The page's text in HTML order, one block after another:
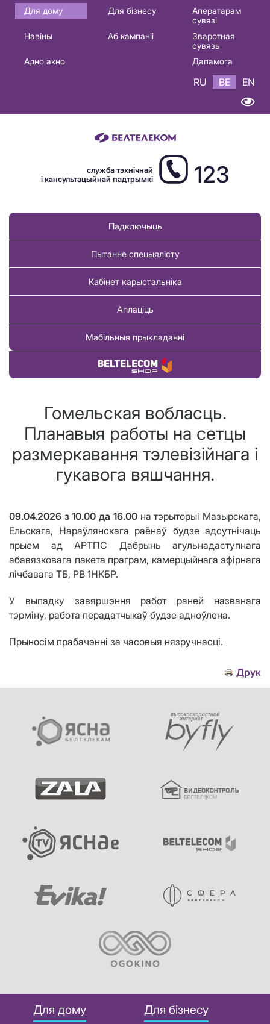
Основная
навигация
Для дому Для бізнесу
Аператарам
сувязі
Навіны
Аб кампаніі
Зваротная
сувязь
Адно акно
Дапамога
RU BE EN
служба тэхнічнай
і кансультацыйнай падтрымкі
123
Падключыць
Пытанне спецыялісту
Кабінет карыстальніка
Аплаціць
Мабільныя прыкладанні
Купіць тавар
Гомельская вобласць.
Планавыя работы на сетцы
размеркавання тэлевізійнага і
гукавога вяшчання.
09.04.2026 з 10.00 да 16.00на тэрыторыі Мазырскага,
Ельскага, Нараўлянскага раёнаў будзе адсутнічаць
прыем ад АРТПС Дабрынь агульнадаступнага
абавязковага пакета праграм, камерцыйнага эфірнага
лічбавага ТБ, РВ 1НКБР.
У выпадку завяршэння работ раней названага
тэрміну, работа перадатчыкаў будзе адноўлена.
Прыносім прабачэнні за часовыя нязручнасці.
Друк
Для дому Для бізнесу